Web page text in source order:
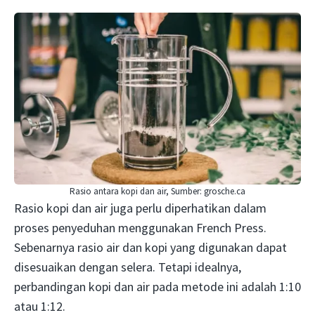
Rasio antara kopi dan air, Sumber: grosche.ca
Rasio kopi dan air juga perlu diperhatikan dalam
proses penyeduhan menggunakan French Press.
Sebenarnya rasio air dan kopi yang digunakan dapat
disesuaikan dengan selera. Tetapi idealnya,
perbandingan kopi dan air pada metode ini adalah 1:10
atau 1:12.